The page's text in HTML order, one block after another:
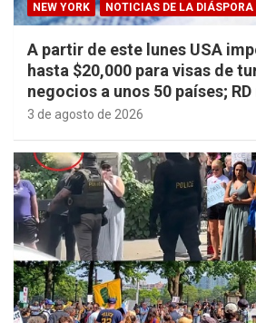
NEW YORK NOTICIAS DE LA DIÁSPORA
A partir de este lunes USA
hasta $20,000 para visas de
negocios a unos 50 países;
3 de agosto de 2026